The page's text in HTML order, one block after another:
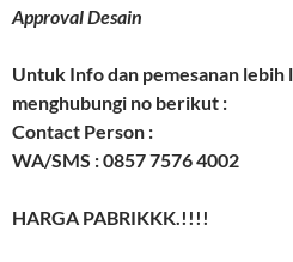
Approval Desain
Untuk Info dan pemesanan lebih
menghubungi no berikut :
Contact Person :
WA/SMS : 0857 7576 4002
HARGA PABRIKKK.!!!!